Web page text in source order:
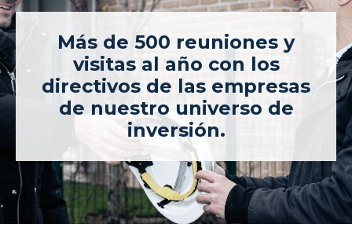
Más de 500 reuniones y
visitas al año con los
directivos de las empresas
de nuestro universo de
inversión.